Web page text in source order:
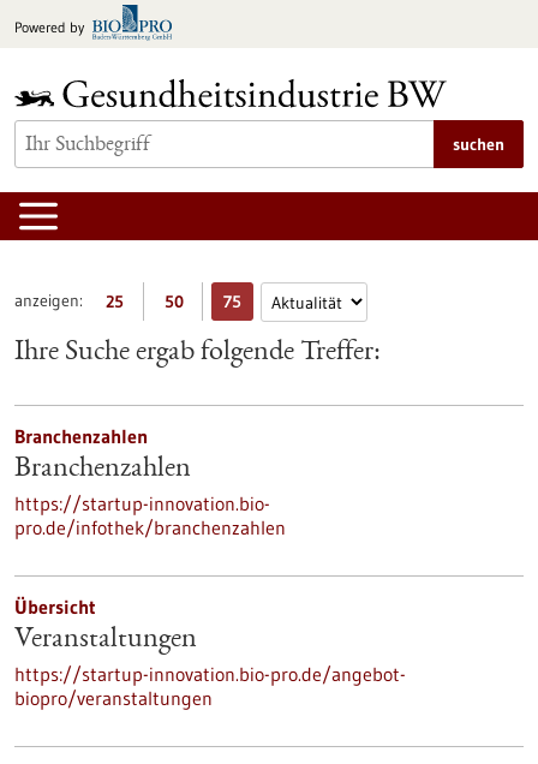
Inhalt
Powered by
suchen
anzeigen: 25 50 75
Ihre Suche ergab folgende Treffer:
Branchenzahlen
Branchenzahlen
https://startup-innovation.bio-
pro.de/infothek/branchenzahlen
Übersicht
Veranstaltungen
https://startup-innovation.bio-pro.de/angebot-
biopro/veranstaltungen